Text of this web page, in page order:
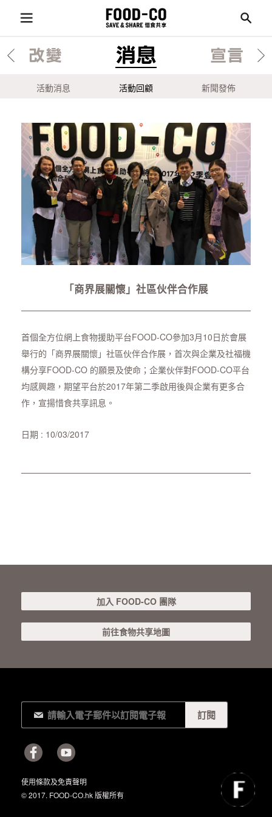
改變 消息 宣言
活動消息 活動回顧 新聞發佈
「商界展關懷」社區伙伴合作展
日期 : 10/03/2017
首個全方位網上食物援助平台FOOD-CO參加3月10日於會展
舉行的「商界展關懷」社區伙伴合作展，首次與企業及社福機
構分享FOOD-CO 的願景及使命；企業伙伴對FOOD-CO平台
均感興趣，期望平台於2017年第二季啟用後與企業有更多合
作，宣揚惜食共享訊息。
加入 FOOD-CO 團隊
前往食物共享地圖
使用條款及免責聲明
© 2017. FOOD-CO.hk 版權所有